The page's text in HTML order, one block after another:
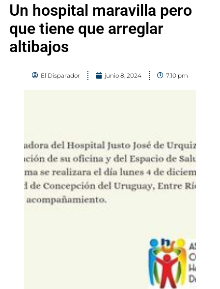
Un hospital maravilla pero
que tiene que arreglar
altibajos
El Disparador junio 8, 2024 7:10 pm